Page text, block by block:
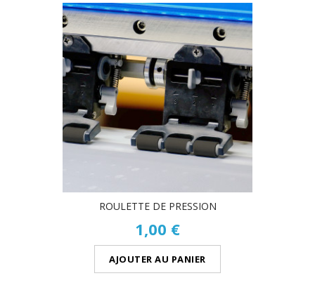
ROULETTE DE PRESSION
1,00 €
AJOUTER AU PANIER